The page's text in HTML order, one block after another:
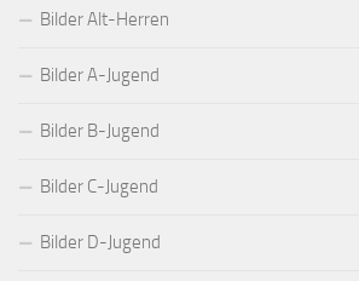
Bilder Alt-Herren
Bilder A-Jugend
Bilder B-Jugend
Bilder C-Jugend
Bilder D-Jugend